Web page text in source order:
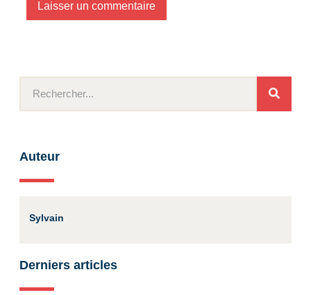
Auteur
Sylvain
Derniers articles